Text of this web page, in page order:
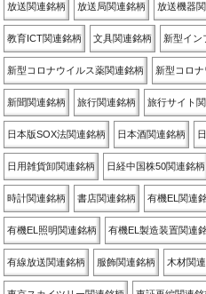
放送関連銘柄 放送局関連銘柄 放送機器
教育ICT関連銘柄 文具関連銘柄 新型イン
新型コロナウイルス薬関連銘柄 新型コロ
新聞関連銘柄 旅行関連銘柄 旅行サイト
日本版SOX法関連銘柄 日本酒関連銘柄
日用雑貨卸関連銘柄 日経中国株50関連銘柄
時計関連銘柄 書店関連銘柄 有機EL関連
有機EL照明関連銘柄 有機EL製造装置関連
有線放送関連銘柄 服飾関連銘柄 木材関